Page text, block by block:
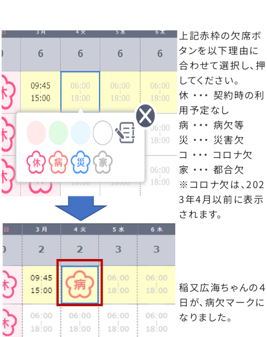
上記赤枠の欠席ボ
タンを以下理由に
合わせて選択し、押
してください。
休 ・・・ 契約時の利
用予定なし
病 ・・・ 病欠等
災 ・・・ 災害欠
コ ・・・ コロナ欠
家 ・・・ 都合欠
※コロナ欠は、202
3年4月以前に表示
されます。
稲又広海ちゃんの４
日が、病欠マークに
なりました。